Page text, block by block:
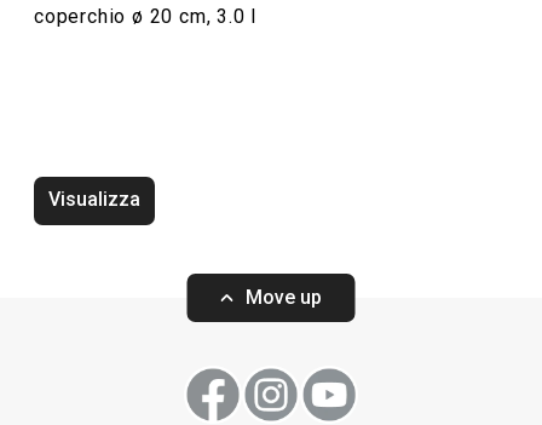
coperchio ø 20 cm, 3.0 l
Visualizza
Move up